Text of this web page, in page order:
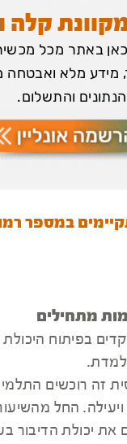
קלה
באתר מכל
מידע מלא
הנתונים והתשלום.
במספר
מתחילים
בפיתוח
זה רוכשים
החל
יכולת הדיבור